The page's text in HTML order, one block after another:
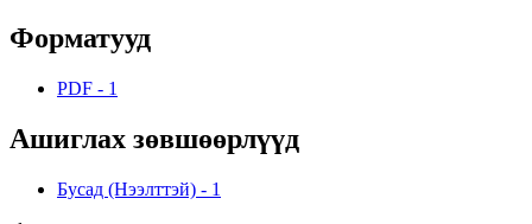
Форматууд
PDF - 1
Ашиглах зөвшөөрлүүд
Бусад (Нээлттэй) - 1